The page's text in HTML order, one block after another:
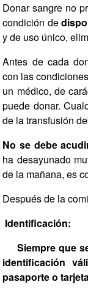
Donar sangre no
condición de
y de uso único,
Antes de cada
con las
un médico, de
puede donar.
de la transfusión
No se debe
ha desayunado
de la mañana, es
Después de la
Identificación:
Siempre que
identificación
pasaporte o